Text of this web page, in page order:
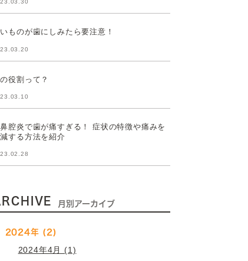
ものが歯にしみたら要注意！
役割って？
腔炎で歯が痛すぎる！ 症状の特徴や痛みを
する方法を紹介
月別アーカイブ
2024年 (2)
2024年4月 (1)